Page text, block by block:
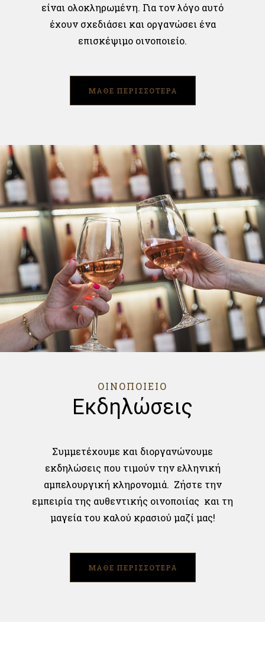
είναι ολοκληρωμένη. Για τον λόγο αυτό
έχουν σχεδιάσει και οργανώσει ένα
επισκέψιμο οινοποιείο.
ΜΑΘΕ ΠΕΡΙΣΣΟΤΕΡΑ
ΟΙΝΟΠΟΙΕΙΟ
Εκδηλώσεις
Συμμετέχουμε και διοργανώνουμε
εκδηλώσεις που τιμούν την ελληνική
αμπελουργική κληρονομιά. Ζήστε την
εμπειρία της αυθεντικής οινοποιίας και τη
μαγεία του καλού κρασιού μαζί μας!
ΜΑΘΕ ΠΕΡΙΣΣΟΤΕΡΑ